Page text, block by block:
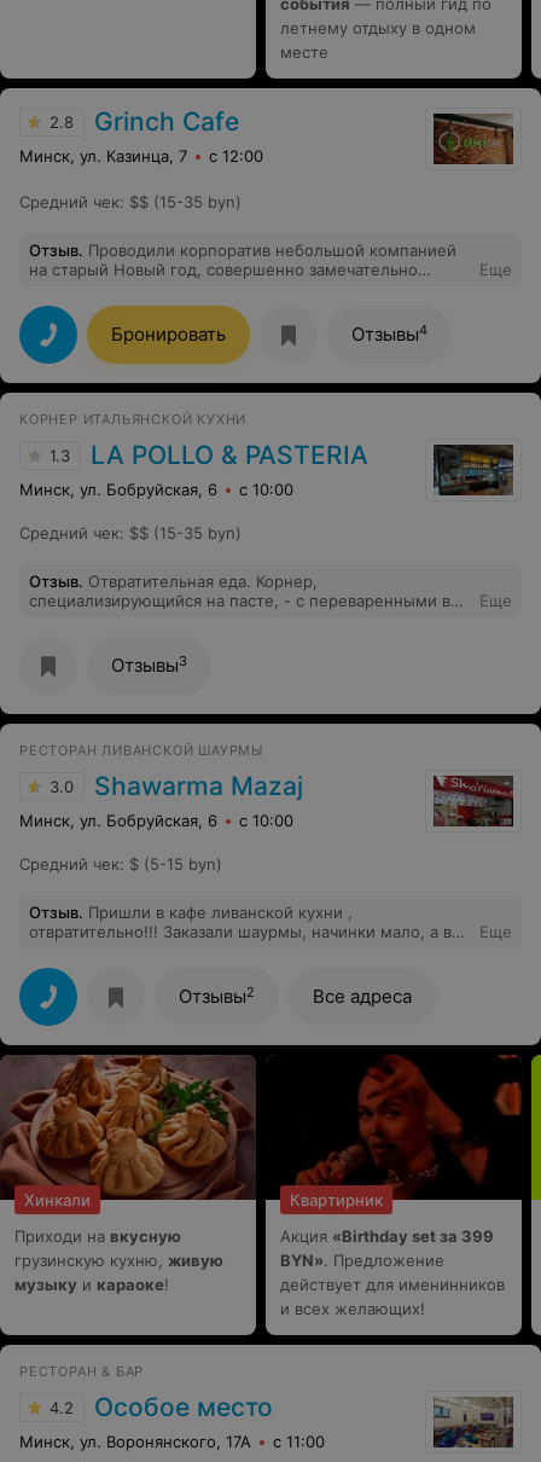
события — полный гид по
летнему отдыху в одном
месте
2.8 Grinch Cafe
Минск, ул. Казинца, 7 с 12:00
Средний чек: $$ (15-35 byn)
Отзыв. Проводили корпоратив небольшой компанией
на старый Новый год, совершенно замечательно
постарался нас развлечь, получилось очень весело.
Рекомендуем) Спасибо Игорю Леонидовичу).
Еще
Бронировать Отзывы4
КОРНЕР ИТАЛЬЯНСКОЙ КУХНИ
1.3 LA POLLO & PASTERIA
Минск, ул. Бобруйская, 6 с 10:00
Средний чек: $$ (15-35 byn)
Отзыв. Отвратительная еда. Корнер,
специализирующийся на пасте, - с переваренными в
протерев ее мокрым полотенцем.Если попросите
нож,то имейте в виду, что он у них один,правда вряд
есть как кашу ложкой.
Еще
Отзывы3
РЕСТОРАН ЛИВАНСКОЙ ШАУРМЫ
3.0 Shawarma Mazaj
Минск, ул. Бобруйская, 6 с 10:00
Средний чек: $ (5-15 byn)
Отзыв. Пришли в кафе ливанской кухни ,
отвратительно!!! Заказали шаурмы, начинки мало, а в
Еще
Отзывы2 Все адреса
Хинкали
Приходи на вкусную
грузинскую кухню, живую
музыку и караоке!
Квартирник
Акция «Birthday set за 399
BYN». Предложение
действует для именинников
и всех желающих!
РЕСТОРАН & БАР
4.2 Особое место
Минск, ул. Воронянского, 17А с 11:00